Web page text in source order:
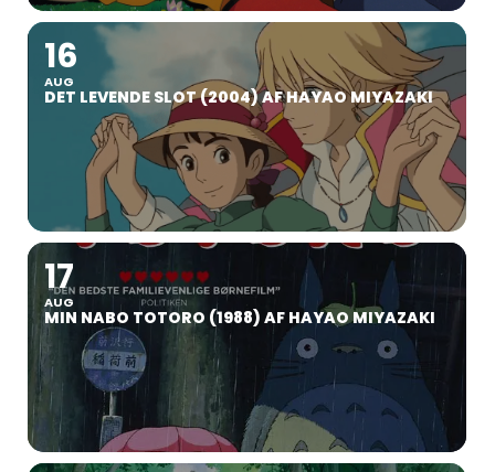
16
AUG
DET LEVENDE SLOT (2004) AF HAYAO MIYAZAKI
17
AUG
MIN NABO TOTORO (1988) AF HAYAO MIYAZAKI